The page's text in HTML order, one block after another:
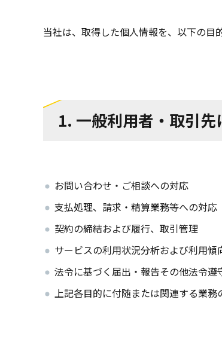
当社は、取得した個人情報を、以下の目
1. 一般利用者・取引
お問い合わせ・ご相談への対応
支払処理、請求・精算業務等への対応
契約の締結および履行、取引管理
サービスの利用状況分析および利用
法令に基づく届出・報告その他法令遵
上記各目的に付随または関連する業務